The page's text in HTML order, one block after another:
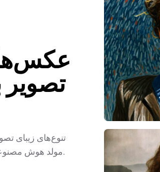
تنوع‌های زیبای
مولد هوش مصنوعی آنلاین ما، تصویری تازه و اختصاصی از عکس اصلی خود بسازید.